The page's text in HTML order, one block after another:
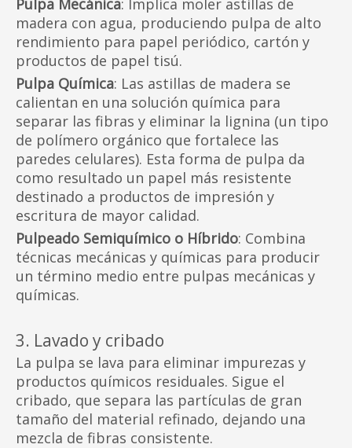
Pulpa Mecánica: Implica moler astillas de
madera con agua, produciendo pulpa de alto
rendimiento para papel periódico, cartón y
productos de papel tisú.
Pulpa Química: Las astillas de madera se
calientan en una solución química para
separar las fibras y eliminar la lignina (un tipo
de polímero orgánico que fortalece las
paredes celulares). Esta forma de pulpa da
como resultado un papel más resistente
destinado a productos de impresión y
escritura de mayor calidad.
Pulpeado Semiquímico o Híbrido: Combina
técnicas mecánicas y químicas para producir
un término medio entre pulpas mecánicas y
químicas.
3. Lavado y cribado
La pulpa se lava para eliminar impurezas y
productos químicos residuales. Sigue el
cribado, que separa las partículas de gran
tamaño del material refinado, dejando una
mezcla de fibras consistente.